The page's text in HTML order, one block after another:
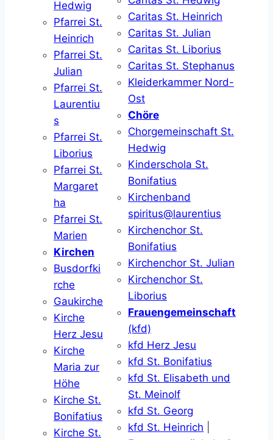
Hedwig
Pfarrei St.
Heinrich
Pfarrei St.
Julian
Pfarrei St.
Laurentiu
s
Pfarrei St.
Liborius
Pfarrei St.
Margaret
ha
Pfarrei St.
Marien
Kirchen
Busdorfki
rche
Gaukirche
Kirche
Herz Jesu
Kirche
Maria zur
Höhe
Kirche St.
Bonifatius
Kirche St.
Caritas St. Heinrich
Caritas St. Julian
Caritas St. Liborius
Caritas St. Stephanus
Kleiderkammer Nord-
Ost
Chöre
Chorgemeinschaft St.
Hedwig
Kinderschola St.
Bonifatius
Kirchenband
spiritus@laurentius
Kirchenchor St.
Bonifatius
Kirchenchor St. Julian
Kirchenchor St.
Liborius
Frauengemeinschaft
(kfd)
kfd Herz Jesu
kfd St. Bonifatius
kfd St. Elisabeth und
St. Meinolf
kfd St. Georg
kfd St. Heinrich